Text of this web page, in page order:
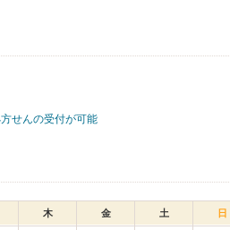
せんの受付が可能
木 金 土 日